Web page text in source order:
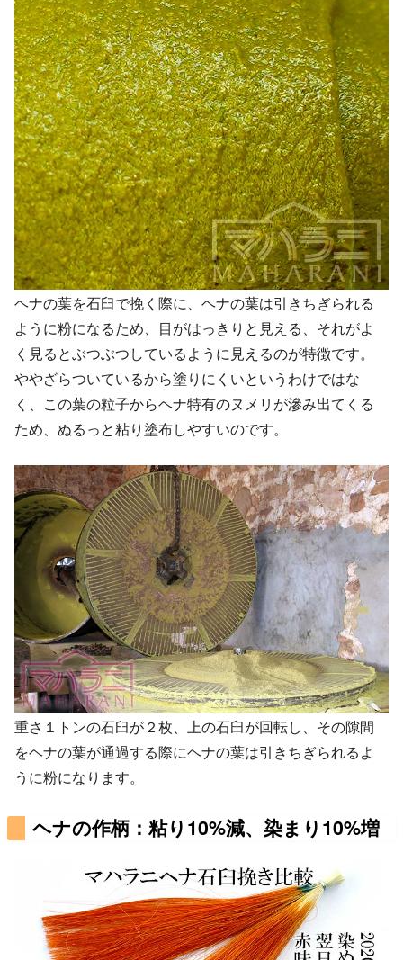
ヘナの葉を石臼で挽く際に、ヘナの葉は引きちぎられる
ように粉になるため、目がはっきりと見える、それがよ
く見るとぶつぶつしているように見えるのが特徴です。
ややざらついているから塗りにくいというわけではな
く、この葉の粒子からヘナ特有のヌメリが滲み出てくる
ため、ぬるっと粘り塗布しやすいのです。
重さ１トンの石臼が２枚、上の石臼が回転し、その隙間
をヘナの葉が通過する際にヘナの葉は引きちぎられるよ
うに粉になります。
ヘナの作柄：粘り10%減、染まり10%増